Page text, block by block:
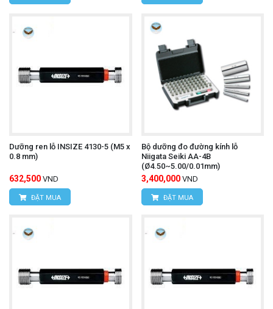
Dưỡng ren lỗ INSIZE 4130-5 (M5 x
0.8 mm)
632,500 VND
ĐẶT MUA
Bộ dưỡng đo đường kính lỗ
Niigata Seiki AA-4B
(Ø4.50~5.00/0.01mm)
3,400,000 VND
ĐẶT MUA